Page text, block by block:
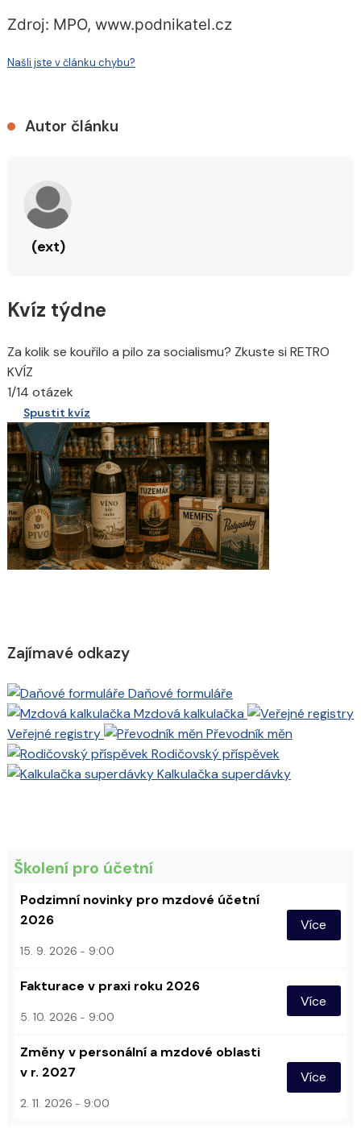
Zdroj: MPO, www.podnikatel.cz
Našli jste v článku chybu?
Autor článku
(ext)
Kvíz týdne
Za kolik se kouřilo a pilo za socialismu? Zkuste si RETRO
KVÍZ
1/14 otázek
Spustit kvíz
Zajímavé odkazy
Daňové formuláře
Mzdová kalkulačka
Veřejné registry
Převodník měn
Rodičovský příspěvek
Kalkulačka superdávky
Školení pro účetní
Podzimní novinky pro mzdové účetní
2026
15. 9. 2026 9:00
Více
Fakturace v praxi roku 2026
5. 10. 2026 9:00
Více
Změny v personální a mzdové oblasti
v r. 2027
2. 11. 2026 9:00
Více